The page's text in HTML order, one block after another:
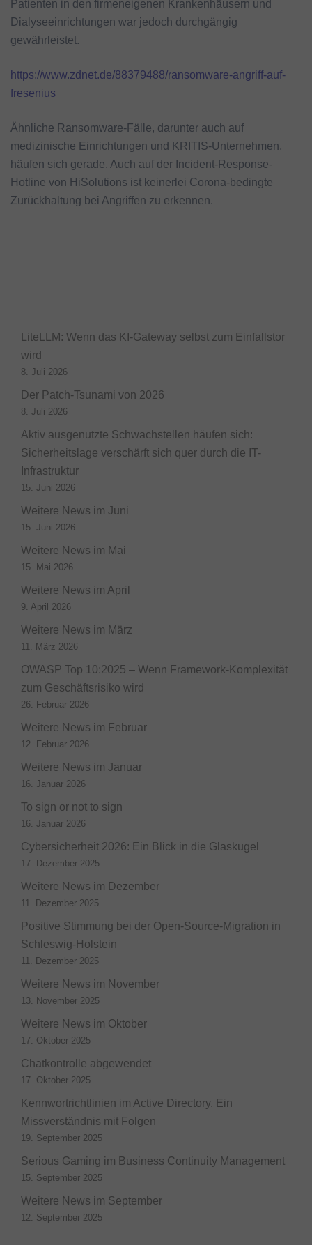
Patienten in den firmeneigenen Krankenhäusern und
Dialyseeinrichtungen war jedoch durchgängig
gewährleistet.
https://www.zdnet.de/88379488/ransomware-angriff-auf-
fresenius
Ähnliche Ransomware-Fälle, darunter auch auf
medizinische Einrichtungen und KRITIS-Unternehmen,
häufen sich gerade. Auch auf der Incident-Response-
Hotline von HiSolutions ist keinerlei Corona-bedingte
Zurückhaltung bei Angriffen zu erkennen.
LiteLLM: Wenn das KI-Gateway selbst zum Einfallstor
wird
8. Juli 2026
Der Patch-Tsunami von 2026
8. Juli 2026
Aktiv ausgenutzte Schwachstellen häufen sich:
Sicherheitslage verschärft sich quer durch die IT-
Infrastruktur
15. Juni 2026
Weitere News im Juni
15. Juni 2026
Weitere News im Mai
15. Mai 2026
Weitere News im April
9. April 2026
Weitere News im März
11. März 2026
OWASP Top 10:2025 – Wenn Framework-Komplexität
zum Geschäftsrisiko wird
26. Februar 2026
Weitere News im Februar
12. Februar 2026
Weitere News im Januar
16. Januar 2026
To sign or not to sign
16. Januar 2026
Cybersicherheit 2026: Ein Blick in die Glaskugel
17. Dezember 2025
Weitere News im Dezember
11. Dezember 2025
Positive Stimmung bei der Open-Source-Migration in
Schleswig-Holstein
11. Dezember 2025
Weitere News im November
13. November 2025
Weitere News im Oktober
17. Oktober 2025
Chatkontrolle abgewendet
17. Oktober 2025
Kennwortrichtlinien im Active Directory. Ein
Missverständnis mit Folgen
19. September 2025
Serious Gaming im Business Continuity Management
15. September 2025
Weitere News im September
12. September 2025